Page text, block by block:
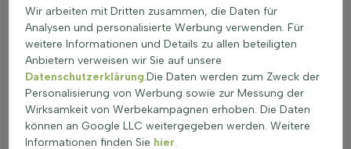
Boden sollte nie vollständig austrocknen.
Düngung:
Im Frühjahr mit einem Langzeitdünger düngen.
Nicht zu häufig düngen, da dies das Wachstum
negativ beeinflussen kann.
Winterfrostschutz:
Mulch zum Schutz der Wurzeln verwenden.
Vor starker Kälte schützen, um die Pflanze gesund
Wir arbeiten mit Dritten zusammen, die Daten für
Analysen und personalisierte Werbung verwenden. Für
weitere Informationen und Details zu allen beteiligten
Anbietern verweisen wir Sie auf unsere
Datenschutzerklärung.Die Daten werden zum Zweck der
Personalisierung von Werbung sowie zur Messung der
Wirksamkeit von Werbekampagnen erhoben. Die Daten
können an Google LLC weitergegeben werden. Weitere
Informationen finden Sie hier.